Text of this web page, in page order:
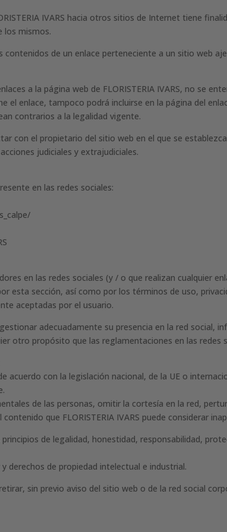
IVARS hacia otros sitios de Internet tiene
los mismos.
contenidos de un enlace perteneciente a un sitio web
a la página web de FLORISTERIA IVARS, no se
el enlace, tampoco podrá incluirse en la página del
contrarios a la legalidad vigente.
con el propietario del sitio web en el que se
judiciales y extrajudiciales.
en las redes sociales:
en las redes sociales (y / o que realizan cualquier
esta sección, así como por los términos de uso,
aceptadas por el usuario.
adecuadamente su presencia en la red social,
otro propósito que las reglamentaciones en las redes
acuerdo con la legislación nacional, de la UE o
de las personas, omitir la cortesía en la red,
que FLORISTERIA IVARS puede considerar
de legalidad, honestidad, responsabilidad,
derechos de propiedad intelectual e industrial.
sin previo aviso del sitio web o de la red social